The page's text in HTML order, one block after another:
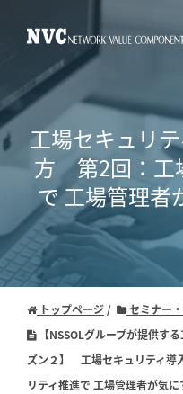
工場セキュリ
方第2回：工
で 工場管理者
トップページ セミナー
【NSSOLグループが提供す
ズン２】 工場セキュリティ導
リティ推進で 工場管理者が気